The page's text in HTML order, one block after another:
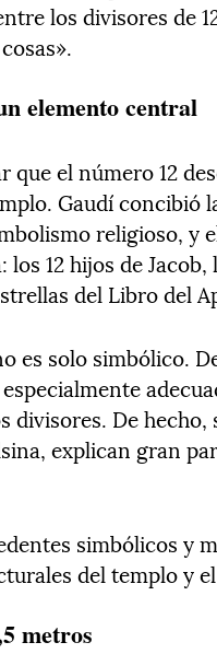
los divisores de
elemento central
que el número 12
Gaudí concibió
religioso, y
12 hijos de
del Libro del
es solo simbólico.
divisores. De
explican gran
simbólicos y
del templo y
metros